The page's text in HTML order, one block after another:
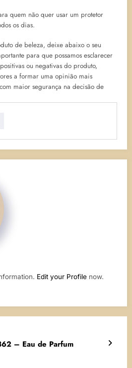
quem não quer usar um protetor
os dias.
de beleza, deixe abaixo o seu
para que possamos esclarecer
ou negativas do produto,
a formar uma opinião mais
maior segurança na decisão de
Edit your Profile now.
– Eau de Parfum